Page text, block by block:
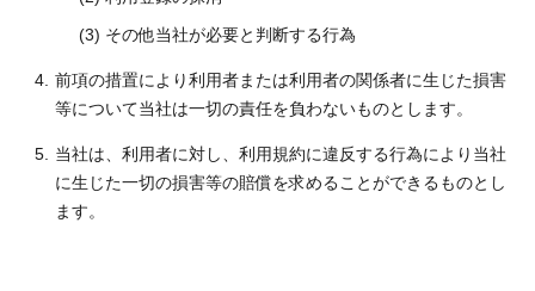
その他当社が必要と判断する行為
前項の措置により利用者または利用者の関係者に生じた損害
等について当社は一切の責任を負わないものとします。
当社は、利用者に対し、利用規約に違反する行為により当社
に生じた一切の損害等の賠償を求めることができるものとし
ます。